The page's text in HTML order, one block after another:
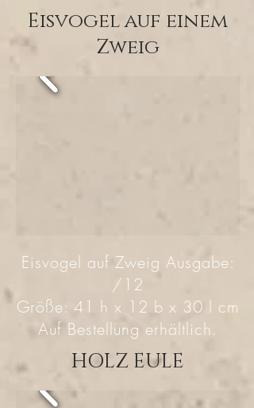
Eisvogel auf einem
Zweig
HOLZ EULE
Eisvogel auf Zweig Ausgabe:
/12
Größe: 41 h x 12 b x 30 l cm
Auf Bestellung erhältlich.